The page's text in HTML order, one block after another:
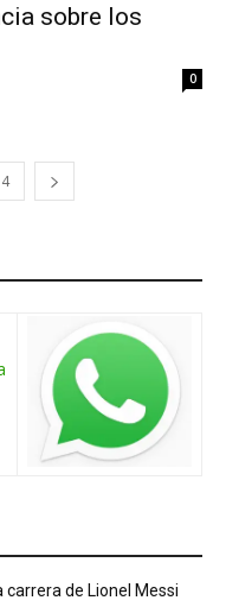
sobre los
0
4
carrera de Lionel Messi